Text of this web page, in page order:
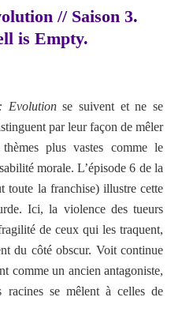
// Saison 3.
is Empty.
Evolutionse suivent et ne se
par leur façon de mêler
plus vastes comme le
morale. L’épisode 6 de la
toute la franchise) illustre cette
Ici, la violence des tueurs
de ceux qui les traquent,
du côté obscur. Voit continue
comme un ancien antagoniste,
se mêlent à celles de